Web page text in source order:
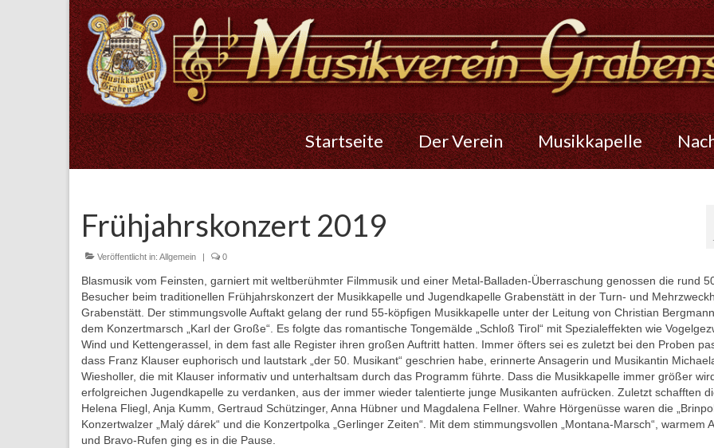
Startseite Der Verein Musikkapelle
Frühjahrskonzert 2019
Veröffentlicht in: Allgemein | 0
Blasmusik vom Feinsten, garniert mit weltberühmter Filmmusik und einer Metal-Balladen-Überraschung genossen die rund
Besucher beim traditionellen Frühjahrskonzert der Musikkapelle und Jugendkapelle Grabenstätt in der Turn- und
Grabenstätt. Der stimmungsvolle Auftakt gelang der rund 55-köpfigen Musikkapelle unter der Leitung von Christian
dem Konzertmarsch „Karl der Große“. Es folgte das romantische Tongemälde „Schloß Tirol“ mit Spezialeffekten wie
Wind und Kettengerassel, in dem fast alle Register ihren großen Auftritt hatten. Immer öfters sei es zuletzt bei den Proben
dass Franz Klauser euphorisch und lautstark „der 50. Musikant“ geschrien habe, erinnerte Ansagerin und Musikantin
Wiesholler, die mit Klauser informativ und unterhaltsam durch das Programm führte. Dass die Musikkapelle immer größer
erfolgreichen Jugendkapelle zu verdanken, aus der immer wieder talentierte junge Musikanten aufrücken. Zuletzt schafften
Helena Fliegl, Anja Kumm, Gertraud Schützinger, Anna Hübner und Magdalena Fellner. Wahre Hörgenüsse waren die
Konzertwalzer „Malý dárek“ und die Konzertpolka „Gerlinger Zeiten“. Mit dem stimmungsvollen „Montana-Marsch“, warmem
und Bravo-Rufen ging es in die Pause.